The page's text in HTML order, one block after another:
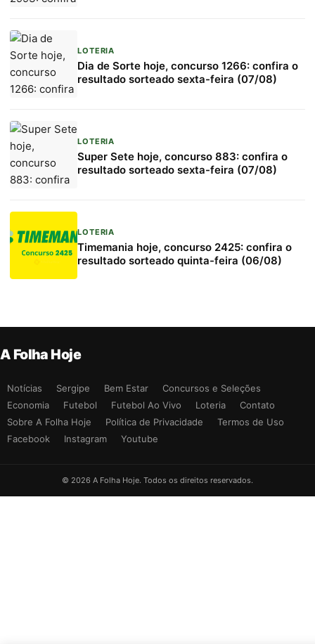
LOTERIA
Dia de Sorte hoje, concurso 1266: confira o
resultado sorteado sexta-feira (07/08)
LOTERIA
Super Sete hoje, concurso 883: confira o
resultado sorteado sexta-feira (07/08)
LOTERIA
Timemania hoje, concurso 2425: confira o
resultado sorteado quinta-feira (06/08)
A Folha Hoje
Notícias Sergipe Bem Estar
Concursos e Seleções
Economia
Futebol Futebol Ao Vivo Loteria
Contato
Sobre A Folha Hoje
Política de Privacidade
Termos de Uso
Facebook
Instagram Youtube
© 2026 A Folha Hoje. Todos os direitos reservados.